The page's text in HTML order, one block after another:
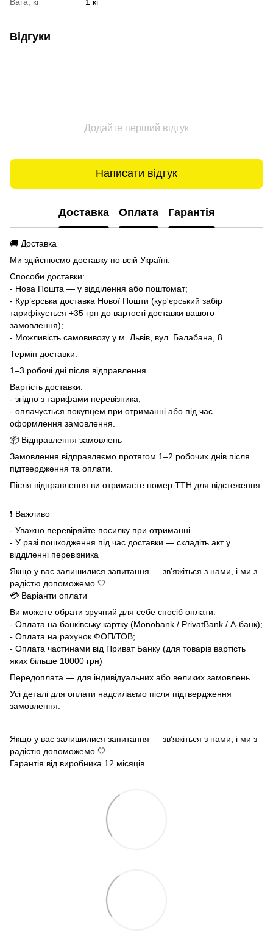
Відгуки
Додайте перший відгук
Написати відгук
Доставка Оплата Гарантія
🚚 Доставка
Ми здійснюємо доставку по всій Україні.
Способи доставки:
- Нова Пошта — у відділення або поштомат;
- Кур’єрська доставка Нової Пошти (кур'єрський забір
тарифікується +35 грн до вартості доставки вашого
замовлення);
- Можливість самовивозу у м. Львів, вул. Балабана, 8.
Термін доставки:
1–3 робочі дні після відправлення
Вартість доставки:
- згідно з тарифами перевізника;
- оплачується покупцем при отриманні або під час
оформлення замовлення.
📦 Відправлення замовлень
Замовлення відправляємо протягом 1–2 робочих днів після
підтвердження та оплати.
Після відправлення ви отримаєте номер ТТН для відстеження.
❗ Важливо
- Уважно перевіряйте посилку при отриманні.
- У разі пошкодження під час доставки — складіть акт у
відділенні перевізника
Якщо у вас залишилися запитання — зв’яжіться з нами, і ми з
радістю допоможемо 🤍
💳 Варіанти оплати
Ви можете обрати зручний для себе спосіб оплати:
- Оплата на банківську картку (Monobank / PrivatBank / А-банк);
- Оплата на рахунок ФОП/ТОВ;
- Оплата частинами від Приват Банку (для товарів вартість
яких більше 10000 грн)
Передоплата — для індивідуальних або великих замовлень.
Усі деталі для оплати надсилаємо після підтвердження
замовлення.
Якщо у вас залишилися запитання — зв’яжіться з нами, і ми з
радістю допоможемо 🤍
Гарантія від виробника 12 місяців.